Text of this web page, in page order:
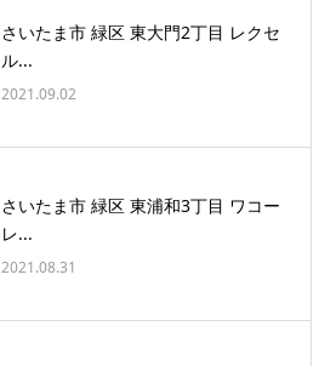
さいたま市 緑区 東大門2丁目 レクセ
ル...
2021.09.02
さいたま市 緑区 東浦和3丁目 ワコー
レ...
2021.08.31